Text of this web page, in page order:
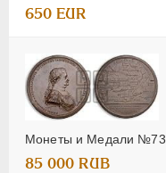
650 EUR
Монеты и Медали №73
85 000 RUB